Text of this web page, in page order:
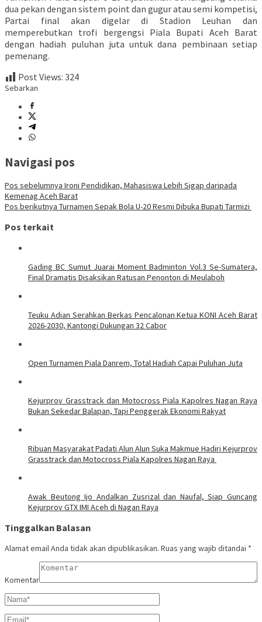
dua pekan dengan sistem point dan gugur atau semi kompetisi,
Partai final akan digelar di Stadion Leuhan dan
memperebutkan trofi bergengsi Piala Bupati Aceh Barat
dengan hadiah puluhan juta untuk dana pembinaan setiap
pemenang.
Post Views: 324
Sebarkan
Navigasi pos
Pos sebelumnya Ironi Pendidikan, Mahasiswa Lebih Sigap daripada
Kemenag Aceh Barat
Pos berikutnya Turnamen Sepak Bola U-20 Resmi Dibuka Bupati Tarmizi
Pos terkait
Gading BC Sumut Juarai Moment Badminton Vol.3 Se-Sumatera,
Final Dramatis Disaksikan Ratusan Penonton di Meulaboh
Teuku Adian Serahkan Berkas Pencalonan Ketua KONI Aceh Barat
2026-2030, Kantongi Dukungan 32 Cabor
Open Turnamen Piala Danrem, Total Hadiah Capai Puluhan Juta
Kejurprov Grasstrack dan Motocross Piala Kapolres Nagan Raya
Bukan Sekedar Balapan, Tapi Penggerak Ekonomi Rakyat
Ribuan Masyarakat Padati Alun Alun Suka Makmue Hadiri Kejurprov
Grasstrack dan Motocross Piala Kapolres Nagan Raya
Awak Beutong Ijo Andalkan Zusrizal dan Naufal, Siap Guncang
Kejurprov GTX IMI Aceh di Nagan Raya
Tinggalkan Balasan
Alamat email Anda tidak akan dipublikasikan. Ruas yang wajib ditandai *
Komentar